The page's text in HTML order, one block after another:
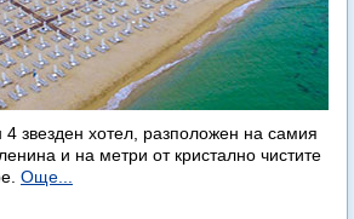
звезден хотел, разположен на самия
и на метри от кристално чистите
Още...